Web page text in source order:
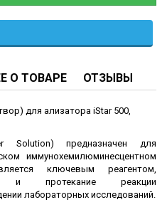
О ТОВАРЕ ОТЗЫВЫ
для ализатора iStar 500,
Solution) предназначен для
иммунохемилюминесцентном
ключевым реагентом,
и протекание реакции
лабораторных исследований.